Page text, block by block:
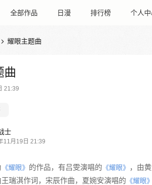
全部作品 日漫 排行榜 个人
 耀眼主题曲
曲
21:39
士
11月19日 21:39
《耀眼》 的作品，有吕雯演唱的 《耀眼》 ，由
瑞淇作词，宋辰作曲，夏婉安演唱的 《耀眼》